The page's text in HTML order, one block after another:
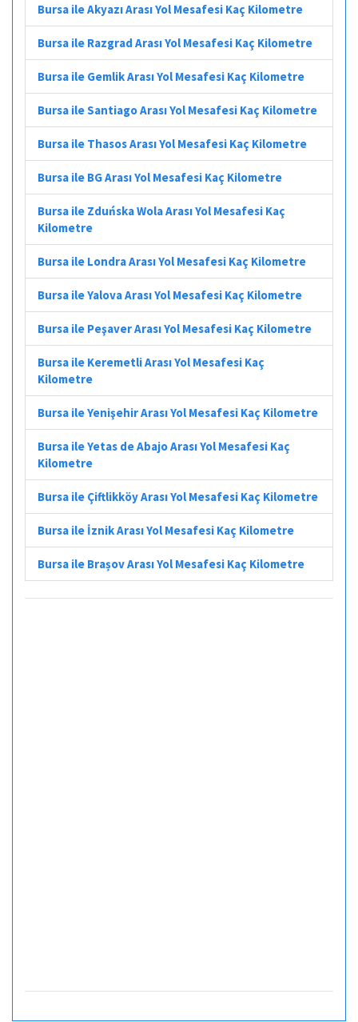
Bursa ile Akyazı Arası Yol Mesafesi Kaç Kilometre
Bursa ile Razgrad Arası Yol Mesafesi Kaç Kilometre
Bursa ile Gemlik Arası Yol Mesafesi Kaç Kilometre
Bursa ile Santiago Arası Yol Mesafesi Kaç Kilometre
Bursa ile Thasos Arası Yol Mesafesi Kaç Kilometre
Bursa ile BG Arası Yol Mesafesi Kaç Kilometre
Bursa ile Zduńska Wola Arası Yol Mesafesi Kaç
Kilometre
Bursa ile Londra Arası Yol Mesafesi Kaç Kilometre
Bursa ile Yalova Arası Yol Mesafesi Kaç Kilometre
Bursa ile Peşaver Arası Yol Mesafesi Kaç Kilometre
Bursa ile Keremetli Arası Yol Mesafesi Kaç
Kilometre
Bursa ile Yenişehir Arası Yol Mesafesi Kaç Kilometre
Bursa ile Yetas de Abajo Arası Yol Mesafesi Kaç
Kilometre
Bursa ile Çiftlikköy Arası Yol Mesafesi Kaç Kilometre
Bursa ile İznik Arası Yol Mesafesi Kaç Kilometre
Bursa ile Brașov Arası Yol Mesafesi Kaç Kilometre